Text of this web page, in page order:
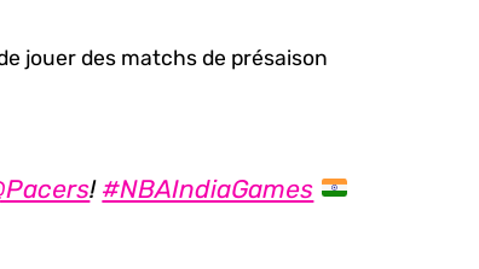
jouer des matchs de présaison
! #NBAIndiaGames